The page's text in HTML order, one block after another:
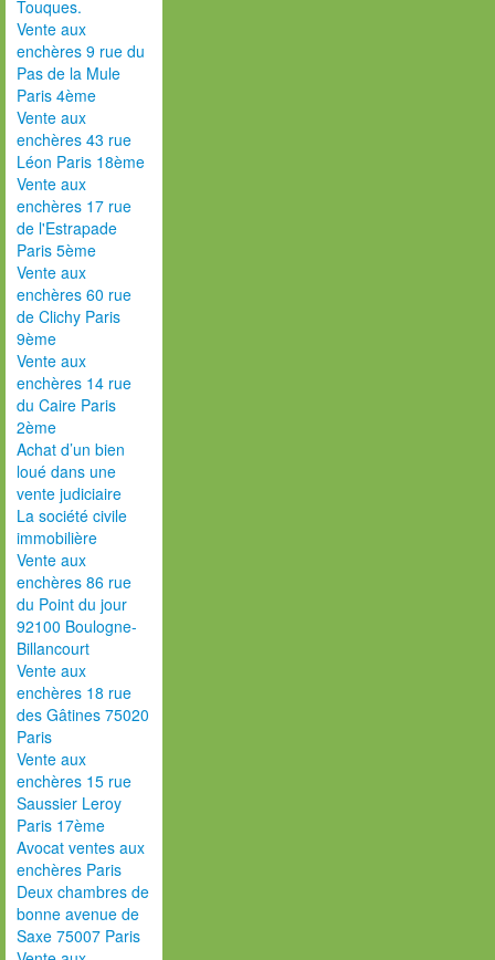
Touques.
Vente aux
enchères 9 rue du
Pas de la Mule
Paris 4ème
Vente aux
enchères 43 rue
Léon Paris 18ème
Vente aux
enchères 17 rue
de l'Estrapade
Paris 5ème
Vente aux
enchères 60 rue
de Clichy Paris
9ème
Vente aux
enchères 14 rue
du Caire Paris
2ème
Achat d’un bien
loué dans une
vente judiciaire
La société civile
immobilière
Vente aux
enchères 86 rue
du Point du jour
92100 Boulogne-
Billancourt
Vente aux
enchères 18 rue
des Gâtines 75020
Paris
Vente aux
enchères 15 rue
Saussier Leroy
Paris 17ème
Avocat ventes aux
enchères Paris
Deux chambres de
bonne avenue de
Saxe 75007 Paris